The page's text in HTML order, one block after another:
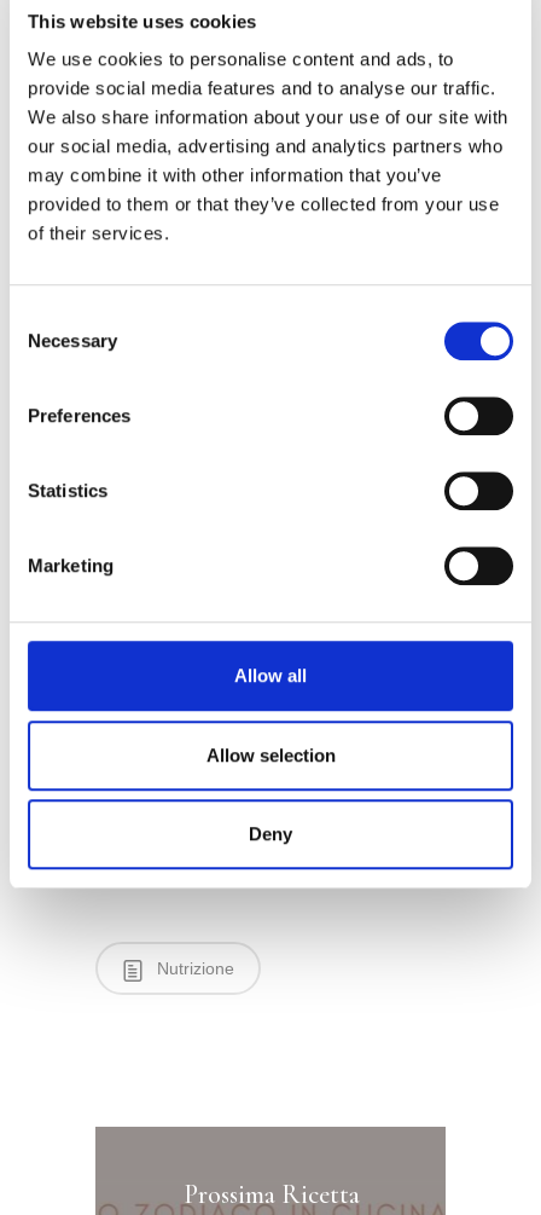
This website uses cookies
We use cookies to personalise content and ads, to
provide social media features and to analyse our traffic.
We also share information about your use of our site with
our social media, advertising and analytics partners who
may combine it with other information that you’ve
provided to them or that they’ve collected from your use
of their services.
Selection
Necessary
Preferences
Statistics
Marketing
Allow all
Allow selection
Deny
anche la melatonina.
: sia bianco (come orata o
branzino) che azzurro (come alici e
sgombro), per la presenza di vitamine
del gruppo B e di Omega 3,
strettamente collegati al rilascio di
dopamina e serotonina.
fragole, kiwi, mango, papaya e per
rossi in generale. Non
ad elevatissimo contenuto di
9)
broccoli, cicoria, indivia, lattuga,
cavolo ma anche radicchio, cavolfiore,
accoppiato a vitamine e minerali in
essi presenti risulta molto facilmente
Nutrizione
Prossima Ricetta